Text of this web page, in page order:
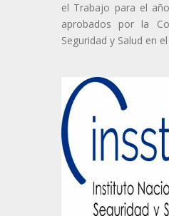
el Trabajo para el
aprobados por la
Seguridad y Salud en